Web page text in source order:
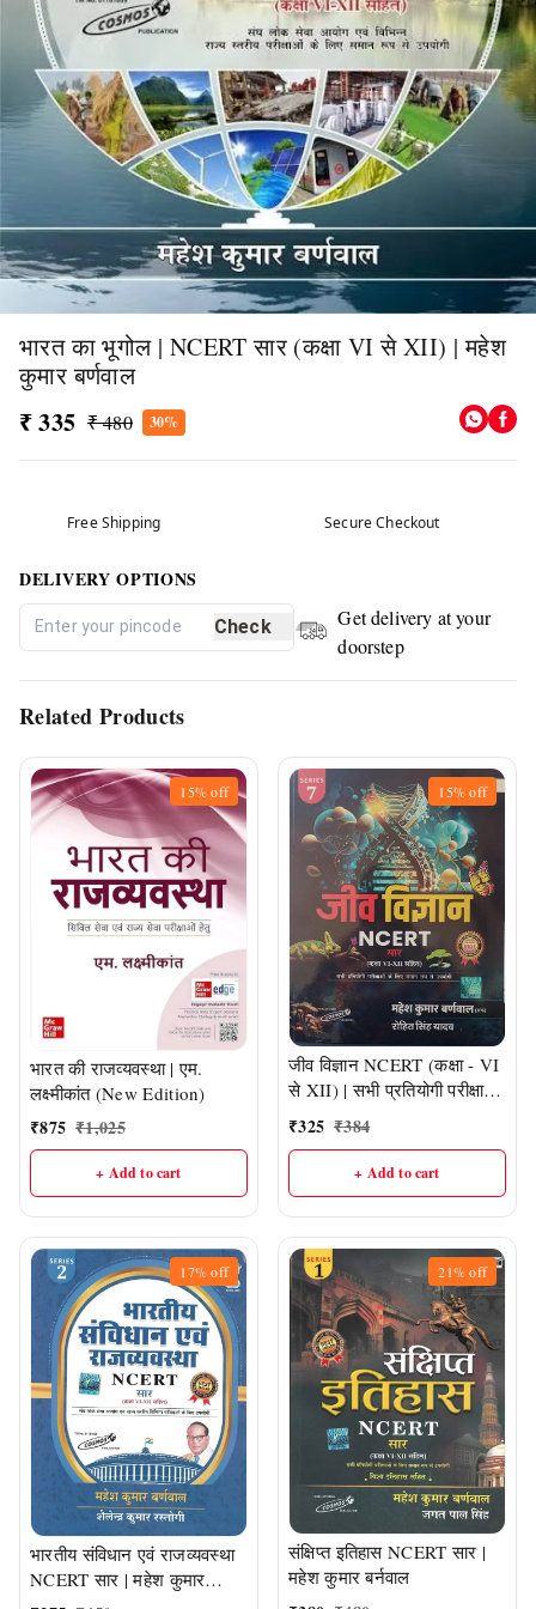
भारत का भूगोल | NCERT सार (कक्षा VI से XII) | महेश
कुमार बर्णवाल
₹ 335 ₹ 480 30%
Free Shipping Secure Checkout
DELIVERY OPTIONS
Check
Get delivery at your
doorstep
Related Products
15%off
भारत की राजव्यवस्था | एम.
लक्ष्मीकांत (New Edition)
₹875 ₹1,025
+ Add to cart
15%off
जीव विज्ञान NCERT (कक्षा - VI
से XII) | सभी प्रतियोगी परीक्षाओं
के लिए महत्वपूर्ण एवं उपयोगी |
महेश कुमार बर्णवाल
₹325 ₹384
+ Add to cart
17%off
भारतीय संविधान एवं राजव्यवस्था
NCERT सार | महेश कुमार
21%off
संक्षिप्त इतिहास NCERT सार |
महेश कुमार बर्नवाल